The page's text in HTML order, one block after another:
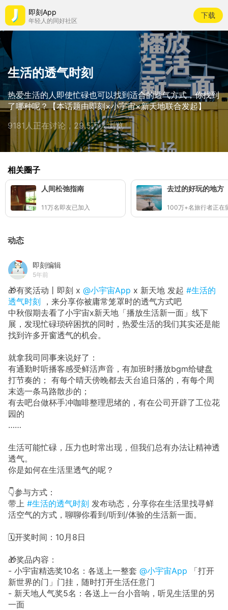
即刻App
年轻人的同好社区
下载
生活的透气时刻
热爱生活的人即使忙碌也可以找到适合的透气方式，你找到
了哪种呢？【本话题由即刻×小宇宙×新天地联合发起】
9181人正在讨论，29.5万人浏览
相关圈子
人间松弛指南
11万名即友已加入
去过的好玩的地方
动态
即刻编辑
5年前
🎁有奖活动丨即刻 x @小宇宙App x 新天地 发起 #生活的
透气时刻
，来分享你被庸常笼罩时的透气方式吧
中秋假期去看了小宇宙x新天地「播放生活新一面」线下
展，发现忙碌琐碎困扰的同时，热爱生活的我们其实还是能
找到许多开窗透气的机会。
就拿我司同事来说好了：
有通勤时听播客感受鲜活声音，有加班时播放bgm给键盘
打节奏的； 有每个晴天傍晚都去天台追日落的，有每个周
末选一条马路散步的；
有去吧台做杯手冲咖啡整理思绪的，有在公司开辟了工位花
园的
……
生活可能忙碌，压力也时常出现，但我们总有办法让精神透
透气。
你是如何在生活里透气的呢？
👇参与方式：
带上 #生活的透气时刻 发布动态，分享你在生活里找寻鲜
活空气的方式，聊聊你看到/听到/体验的生活新一面。
🗓开奖时间：10月8日
🎁奖品内容：
- 小宇宙精选奖10名：各送上一整套 @小宇宙App
「打开
新世界的门」门挂，随时打开生活任意门
- 新天地人气奖5名：各送上一台小音响，听见生活里的另
一面